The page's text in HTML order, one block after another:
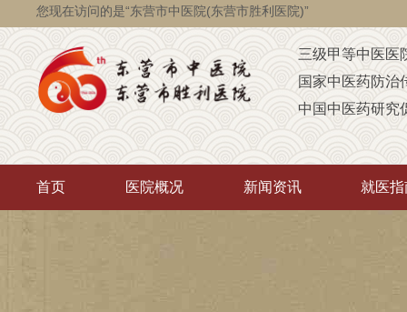
您现在访问的是“东营市中医院(东营市胜利医院)”
三级甲等中医医
国家中医药防治
中国中医药研究
省级智障儿童康
山东省AAA级定
首页 医院概况 新闻资讯 就医